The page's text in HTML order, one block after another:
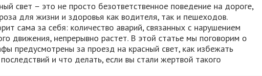
свет – это не просто безответственное поведение на дороге,
для жизни и здоровья как водителя, так и пешеходов.
сама за себя: количество аварий, связанных с нарушением
движения, непрерывно растет. В этой статье мы поговорим о
предусмотрены за проезд на красный свет, как избежать
и что делать, если вы стали жертвой такого